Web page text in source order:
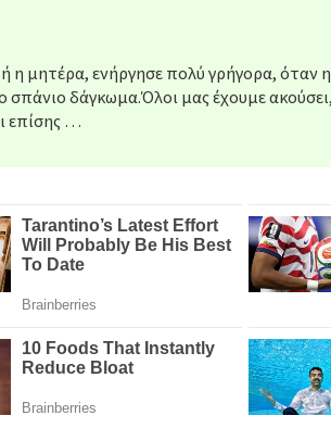
η μητέρα, ενήργησε πολύ γρήγορα, όταν
δάγκωμα.Όλοι μας έχουμε
επίσης …